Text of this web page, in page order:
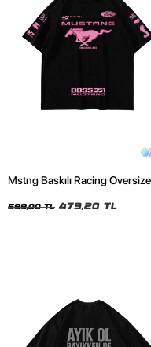
Mstng Baskılı Racing Oversize
599,00 TL 479,20 TL